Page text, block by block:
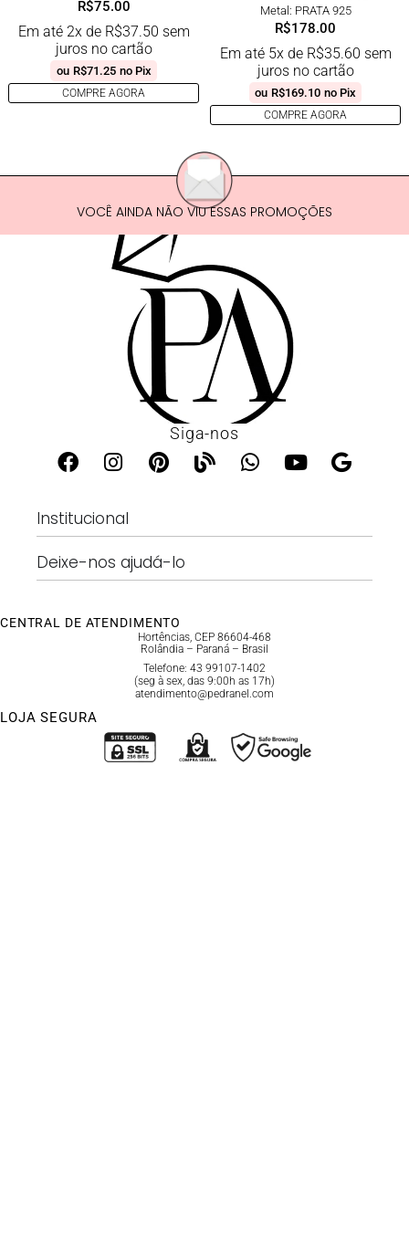
R$75.00
Em até 2x de R$37.50 sem
juros no cartão
ou R$71.25 no Pix
COMPRE AGORA
Metal: PRATA 925
R$178.00
Em até 5x de R$35.60 sem
juros no cartão
ou R$169.10 no Pix
COMPRE AGORA
VOCÊ AINDA NÃO VIU ESSAS PROMOÇÕES
Siga-nos
Institucional
Deixe-nos ajudá-lo
CENTRAL DE ATENDIMENTO
Hortências, CEP 86604-468
Rolândia – Paraná – Brasil
Telefone: 43 99107-1402
(seg à sex, das 9:00h as 17h)
atendimento@pedranel.com
LOJA SEGURA